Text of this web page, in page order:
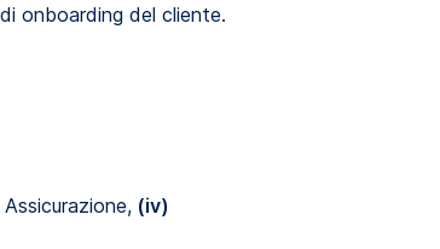
onboarding del cliente.
(iv)